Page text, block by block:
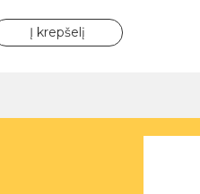
Į krepšelį